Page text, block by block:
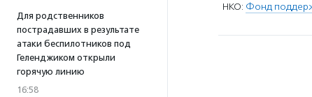
Для родственников
пострадавших в результате
атаки беспилотников под
Геленджиком открыли
горячую линию
16:58
НКО: Фонд